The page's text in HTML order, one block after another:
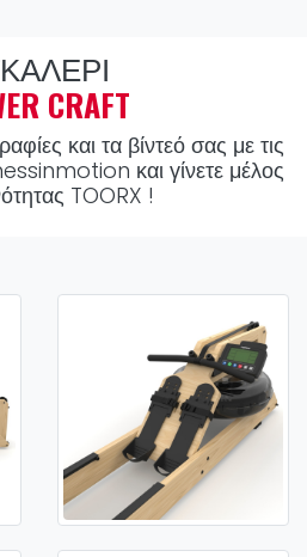
CRAFT
και τα βίντεό σας με τις
και γίνετε μέλος
TOORX !